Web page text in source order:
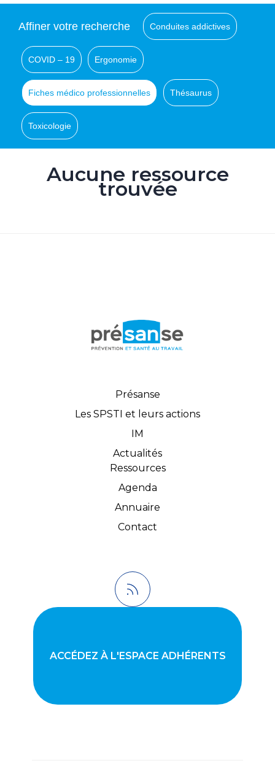
Affiner votre recherche Conduites addictives
COVID – 19 Ergonomie
Fiches médico professionnelles Thésaurus
Toxicologie
Aucune ressource
trouvée
Présanse
Les SPSTI et leurs actions
IM
Actualités
Ressources
Agenda
Annuaire
Contact
ACCÉDEZ À L'ESPACE ADHÉRENTS